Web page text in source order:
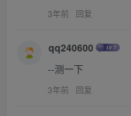
3年前 回复
qq240600
--测一下
3年前 回复